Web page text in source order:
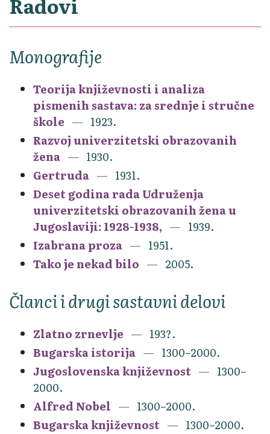
Monografije
Teorija književnosti i analiza
pismenih sastava: za srednje i stručne
škole
1923.
Razvoj univerzitetski obrazovanih
žena
1930.
Gertruda
1931.
Deset godina rada Udruženja
univerzitetski obrazovanih žena u
Jugoslaviji: 1928-1938,
1939.
Izabrana proza
1951.
Tako je nekad bilo
2005.
Članci i drugi sastavni delovi
Zlatno zrnevlje
193?.
Bugarska istorija
1300–2000.
Jugoslovenska književnost
1300–
2000.
Alfred Nobel
1300–2000.
Bugarska književnost
1300–2000.